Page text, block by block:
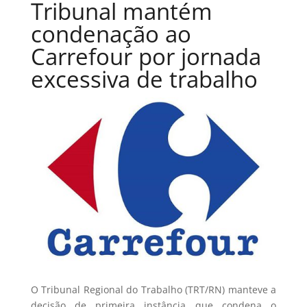
Tribunal mantém
condenação ao
Carrefour por jornada
excessiva de trabalho
O Tribunal Regional do Trabalho (TRT/RN) manteve a